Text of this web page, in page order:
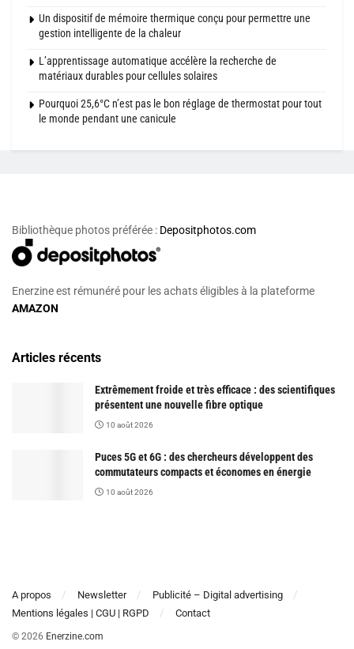
Un dispositif de mémoire thermique conçu pour permettre une
gestion intelligente de la chaleur
L’apprentissage automatique accélère la recherche de
matériaux durables pour cellules solaires
Pourquoi 25,6°C n’est pas le bon réglage de thermostat pour tout
le monde pendant une canicule
Bibliothèque photos préférée : Depositphotos.com
Enerzine est rémunéré pour les achats éligibles à la plateforme
AMAZON
Articles récents
Extrêmement froide et très efficace : des scientifiques
présentent une nouvelle fibre optique
10 août 2026
Puces 5G et 6G : des chercheurs développent des
commutateurs compacts et économes en énergie
10 août 2026
A propos Newsletter
Publicité – Digital advertising
Mentions légales | CGU | RGPD
Contact
© 2026 Enerzine.com